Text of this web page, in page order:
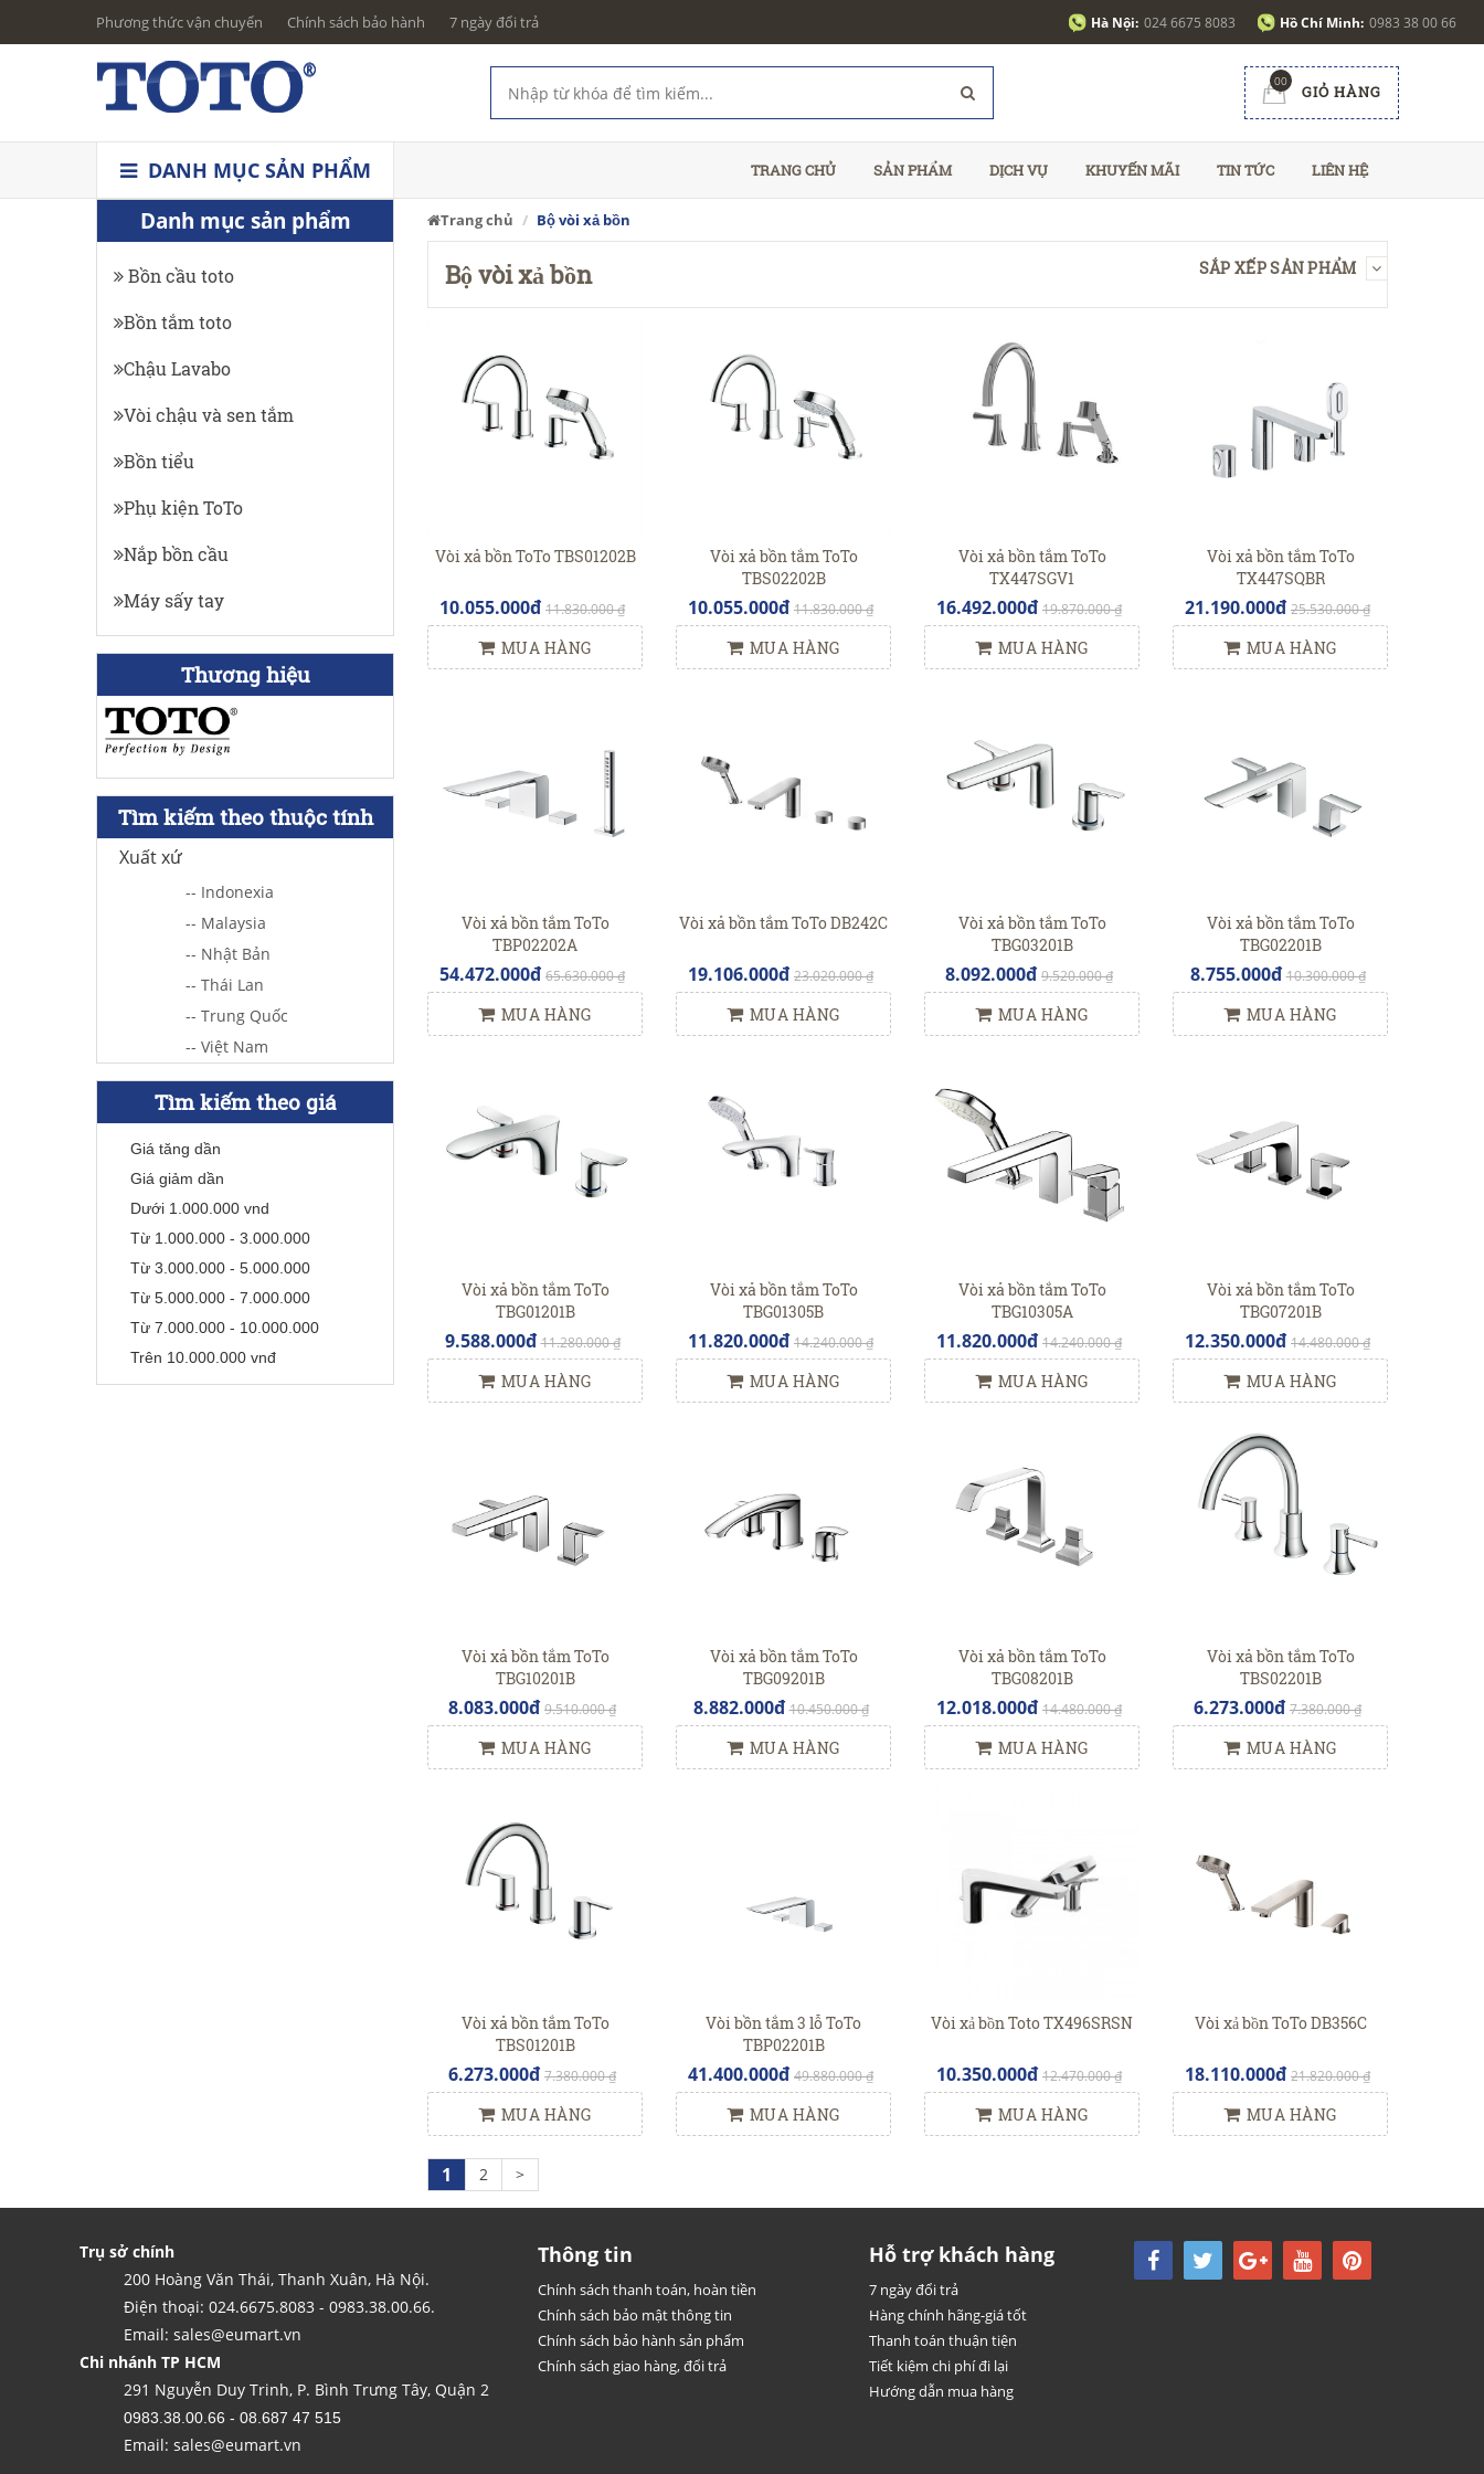
Phương thức vận chuyển Chính sách bảo hành 7 ngày đổi trả Hà Nội: 024 6675 8083 Hồ Chí Minh: 0983 38 00 66
00
GIỎ HÀNG
DANH MỤC SẢN PHẨM TRANG CHỦ SẢN PHẨM DỊCH VỤ KHUYẾN MÃI TIN TỨC LIÊN HỆ
Danh mục sản phẩm
Bồn cầu toto
Bồn tắm toto
Chậu Lavabo
Vòi chậu và sen tắm
Bồn tiểu
Phụ kiện ToTo
Nắp bồn cầu
Máy sấy tay
Thương hiệu
Tìm kiếm theo thuộc tính
Xuất xứ
-- Indonexia
-- Malaysia
-- Nhật Bản
-- Thái Lan
-- Trung Quốc
-- Việt Nam
Tìm kiếm theo giá
Giá tăng dần
Giá giảm dần
Dưới 1.000.000 vnd
Từ 1.000.000 - 3.000.000
Từ 3.000.000 - 5.000.000
Từ 5.000.000 - 7.000.000
Từ 7.000.000 - 10.000.000
Trên 10.000.000 vnđ
Trang chủ Bộ vòi xả bồn
Bộ vòi xả bồn SẮP XẾP SẢN PHẨM
Vòi xả bồn ToTo TBS01202B
10.055.000đ 11.830.000 ₫
MUA HÀNG
Vòi xả bồn tắm ToTo
TBS02202B
10.055.000đ 11.830.000 ₫
MUA HÀNG
Vòi xả bồn tắm ToTo
TX447SGV1
16.492.000đ 19.870.000 ₫
MUA HÀNG
Vòi xả bồn tắm ToTo
TX447SQBR
21.190.000đ 25.530.000 ₫
MUA HÀNG
Vòi xả bồn tắm ToTo
TBP02202A
54.472.000đ 65.630.000 ₫
MUA HÀNG
Vòi xả bồn tắm ToTo DB242C
19.106.000đ 23.020.000 ₫
MUA HÀNG
Vòi xả bồn tắm ToTo
TBG03201B
8.092.000đ 9.520.000 ₫
MUA HÀNG
Vòi xả bồn tắm ToTo
TBG02201B
8.755.000đ 10.300.000 ₫
MUA HÀNG
Vòi xả bồn tắm ToTo
TBG01201B
9.588.000đ 11.280.000 ₫
MUA HÀNG
Vòi xả bồn tắm ToTo
TBG01305B
11.820.000đ 14.240.000 ₫
MUA HÀNG
Vòi xả bồn tắm ToTo
TBG10305A
11.820.000đ 14.240.000 ₫
MUA HÀNG
Vòi xả bồn tắm ToTo
TBG07201B
12.350.000đ 14.480.000 ₫
MUA HÀNG
Vòi xả bồn tắm ToTo
TBG10201B
8.083.000đ 9.510.000 ₫
MUA HÀNG
Vòi xả bồn tắm ToTo
TBG09201B
8.882.000đ 10.450.000 ₫
MUA HÀNG
Vòi xả bồn tắm ToTo
TBG08201B
12.018.000đ 14.480.000 ₫
MUA HÀNG
Vòi xả bồn tắm ToTo
TBS02201B
6.273.000đ 7.380.000 ₫
MUA HÀNG
Vòi xả bồn tắm ToTo
TBS01201B
6.273.000đ 7.380.000 ₫
MUA HÀNG
Vòi bồn tắm 3 lỗ ToTo
TBP02201B
41.400.000đ 49.880.000 ₫
MUA HÀNG
Vòi xả bồn Toto TX496SRSN
10.350.000đ 12.470.000 ₫
MUA HÀNG
Vòi xả bồn ToTo DB356C
18.110.000đ 21.820.000 ₫
MUA HÀNG
1 2 >
Trụ sở chính
200 Hoàng Văn Thái, Thanh Xuân, Hà Nội.
Điện thoại: 024.6675.8083 - 0983.38.00.66.
Email: sales@eumart.vn
Chi nhánh TP HCM
291 Nguyễn Duy Trinh, P. Bình Trưng Tây, Quận 2
0983.38.00.66 - 08.687 47 515
Email: sales@eumart.vn
Thông tin
Chính sách thanh toán, hoàn tiền
Chính sách bảo mật thông tin
Chính sách bảo hành sản phẩm
Chính sách giao hàng, đổi trả
Hỗ trợ khách hàng
7 ngày đổi trả
Hàng chính hãng-giá tốt
Thanh toán thuận tiện
Tiết kiệm chi phí đi lại
Hướng dẫn mua hàng